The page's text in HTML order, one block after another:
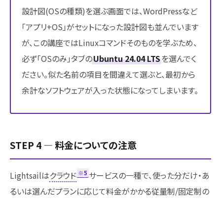
設計図(OSの種類)を選ぶ画面では、WordPressなど
「アプリ+OS」がセットになった設計図も並んでいます
が、この講座ではLinuxコマンドそのものを学ぶため、
必ず「OSのみ」タブのUbuntu 24.04 LTSを選んでく
ださい。似た名前の項目を間違えて選ぶと、最初から
余計なソフトウェアが入った状態になってしまいます。
STEP 4 ― 料金についての注意
Lightsailはクラウド ※5 サービスの一種で、使った分だけ・あ
るいは選んだプランに応じて料金がかかる従量制/固定制の